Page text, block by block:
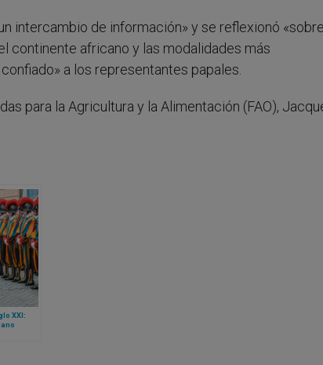
intercambio de información» y se reflexionó
continente africano y las modalidades más
a los representantes papales.
para la Agricultura y la Alimentación (FAO),
XXI: